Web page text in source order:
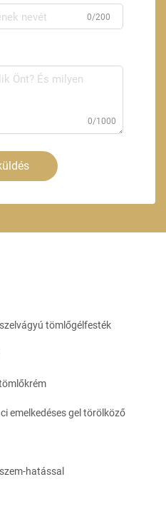
0/200
0/1000
tömlőgélfesték
emelkedéses gel törölköző
hatással